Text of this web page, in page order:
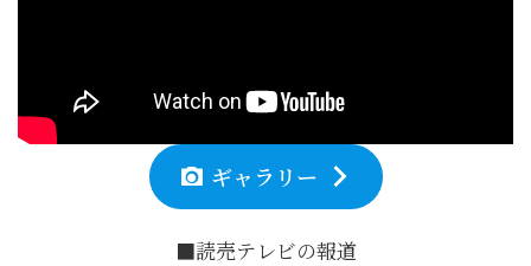
ギャラリー
■読売テレビの報道